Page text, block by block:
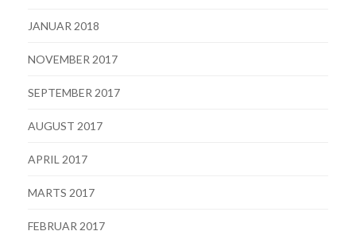
JANUAR 2018
NOVEMBER 2017
SEPTEMBER 2017
AUGUST 2017
APRIL 2017
MARTS 2017
FEBRUAR 2017